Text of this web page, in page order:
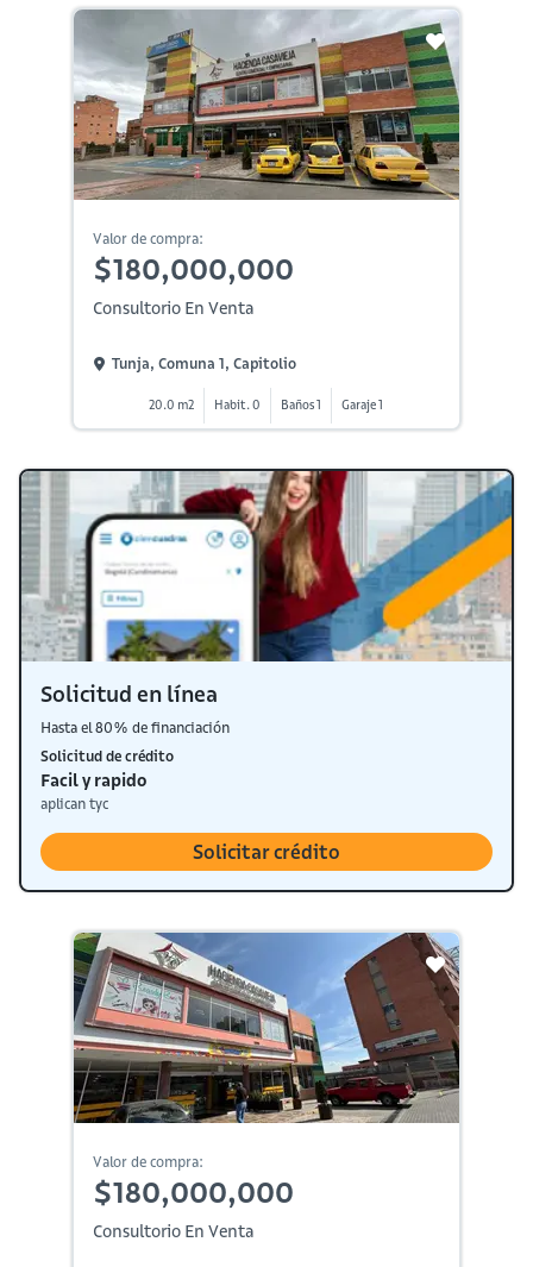
Valor de compra:
$180,000,000
Consultorio En Venta
Tunja, Comuna 1, Capitolio
20.0 m2 Habit. 0 Baños 1 Garaje 1
Solicitud en línea
Hasta el 80% de financiación
Solicitud de crédito
Facil y rapido
aplican tyc
Solicitar crédito
Valor de compra:
$180,000,000
Consultorio En Venta